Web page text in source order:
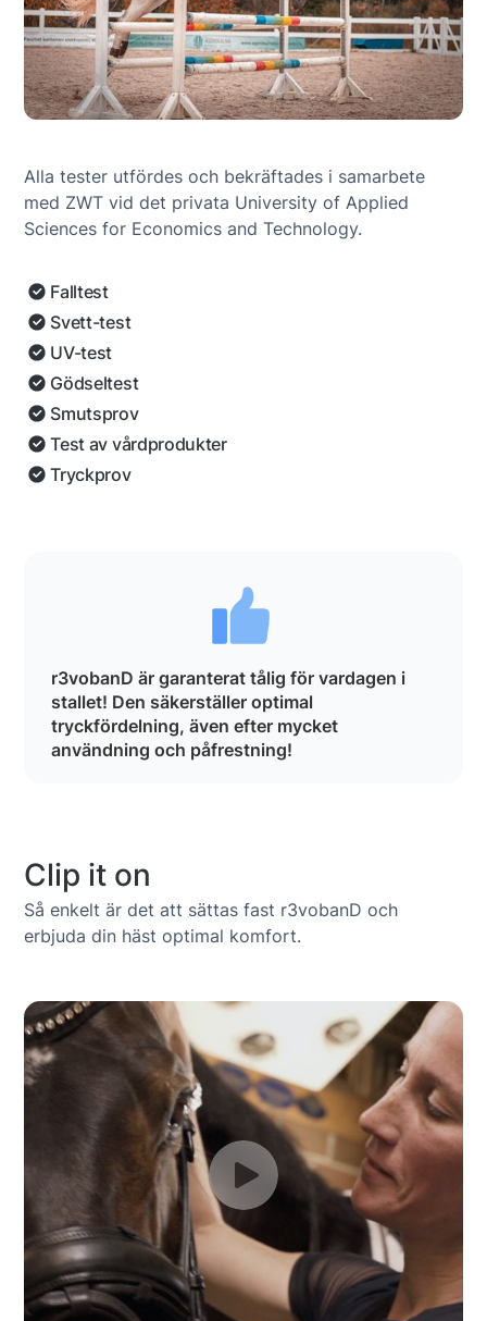
Alla tester utfördes och bekräftades i samarbete
med ZWT vid det privata University of Applied
Sciences for Economics and Technology.
Falltest
Svett-test
UV-test
Gödseltest
Smutsprov
Test av vårdprodukter
Tryckprov
r3vobanD är garanterat tålig för vardagen i
stallet! Den säkerställer optimal
tryckfördelning, även efter mycket
användning och påfrestning!
Clip it on
Så enkelt är det att sättas fast r3vobanD och
erbjuda din häst optimal komfort.